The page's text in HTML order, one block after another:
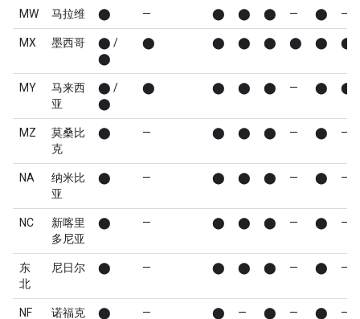
MW 马拉维 ⬤ — ⬤ ⬤ ⬤ — ⬤ —
MX 墨西哥
⬤ /
⬤
⬤ ⬤ ⬤ ⬤ ⬤ ⬤ ⬤
MY
马来西
亚
⬤ /
⬤
⬤ ⬤ ⬤ ⬤ — ⬤ ⬤
MZ
莫桑比
克
⬤ — ⬤ ⬤ ⬤ — ⬤ —
NA
纳米比
亚
⬤ — ⬤ ⬤ ⬤ — ⬤ —
NC
新喀里
多尼亚
⬤ — ⬤ ⬤ ⬤ — ⬤ —
东
北
尼日尔 ⬤ — ⬤ ⬤ ⬤ — ⬤ —
NF 诺福克 ⬤ — ⬤ — ⬤ — ⬤ —